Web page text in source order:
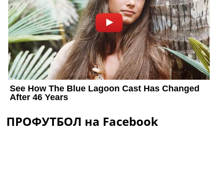
ПРОФУТБОЛ на Facebook